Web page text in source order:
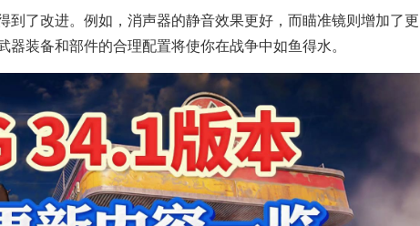
了改进。例如，消声器的静音效果更好，而瞄准镜则增加了更
装备和部件的合理配置将使你在战争中如鱼得水。